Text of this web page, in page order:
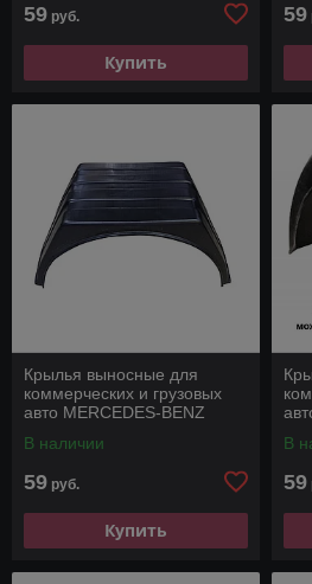
59 руб.
Купить
59
Крылья выносные для
коммерческих и грузовых
авто MERCEDES-BENZ
В наличии
59 руб.
Купить
В
59